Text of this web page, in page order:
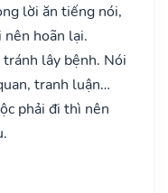
lời ăn tiếng nói,
hoãn lại.
lây bệnh. Nói
tranh luận…
phải đi thì nên